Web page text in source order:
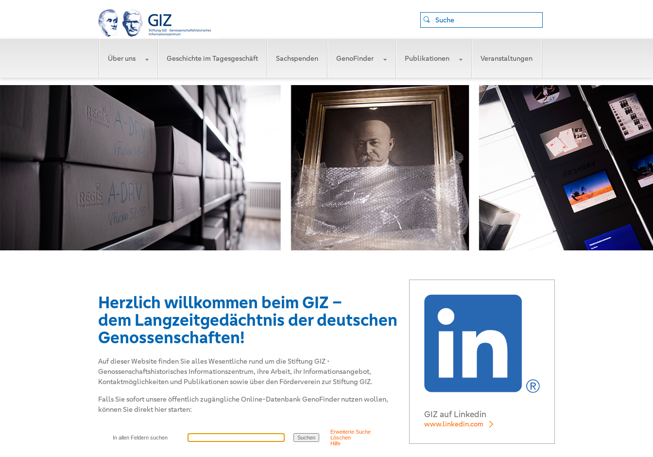
Suche
Über uns Geschichte im Tagesgeschäft Sachspenden GenoFinder Publikationen Veranstaltungen
Herzlich willkommen beim GIZ –
dem Langzeitgedächtnis der deutschen
Genossenschaften!
Auf dieser Website finden Sie alles Wesentliche rund um die Stiftung GIZ •
Genossenschaftshistorisches Informationszentrum, ihre Arbeit, ihr Informationsangebot,
Kontaktmöglichkeiten und Publikationen sowie über den Förderverein zur Stiftung GIZ.
Falls Sie sofort unsere öffentlich zugängliche Online-Datenbank GenoFinder nutzen wollen,
können Sie direkt hier starten:
GIZ auf Linkedin
www.linkedin.com